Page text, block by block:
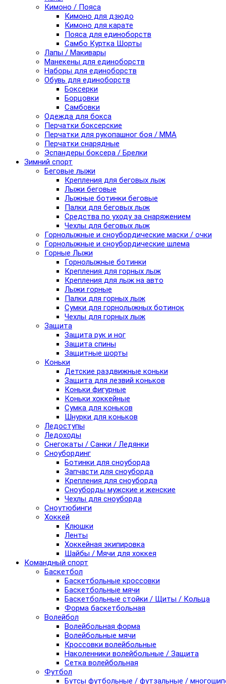
Кимоно / Пояса
Кимоно для дзюдо
Кимоно для карате
Пояса для единоборств
Самбо Куртка Шорты
Лапы / Макивары
Манекены для единоборств
Наборы для единоборств
Обувь для единоборств
Боксерки
Борцовки
Самбовки
Одежда для бокса
Перчатки боксерские
Перчатки для рукопашног боя / ММА
Перчатки снарядные
Эспандеры боксера / Брелки
Зимний спорт
Беговые лыжи
Крепления для беговых лыж
Лыжи беговые
Лыжные ботинки беговые
Палки для беговых лыж
Средства по уходу за снаряжением
Чехлы для беговых лыж
Горнолыжные и сноубордические маски / очки
Горнолыжные и сноубордические шлема
Горные Лыжи
Горнолыжные ботинки
Крепления для горных лыж
Крепления для лыж на авто
Лыжи горные
Палки для горных лыж
Сумки для горнолыжных ботинок
Чехлы для горных лыж
Защита
Защита рук и ног
Защита спины
Защитные шорты
Коньки
Детские раздвижные коньки
Защита для лезвий коньков
Коньки фигурные
Коньки хоккейные
Сумка для коньков
Шнурки для коньков
Ледоступы
Ледоходы
Снегокаты / Санки / Ледянки
Сноубординг
Ботинки для сноуборда
Запчасти для сноуборда
Крепления для сноуборда
Сноуборды мужские и женские
Чехлы для сноуборда
Сноутюбинги
Хоккей
Клюшки
Ленты
Хоккейная экипировка
Шайбы / Мячи для хоккея
Командный спорт
Баскетбол
Баскетбольные кроссовки
Баскетбольные мячи
Баскетбольные стойки / Щиты / Кольца
Форма баскетбольная
Волейбол
Волейбольная форма
Волейбольные мячи
Кроссовки волейбольные
Наколенники волейбольные / Защита
Сетка волейбольная
Футбол
Бутсы футбольные / футзальные /